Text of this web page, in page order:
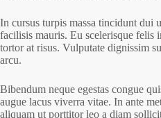
In cursus turpis massa tincidunt dui
facilisis mauris. Eu scelerisque felis
tortor at risus. Vulputate dignissim
arcu.
Bibendum neque egestas congue
augue lacus viverra vitae. In ante
aliquam ut porttitor leo a diam